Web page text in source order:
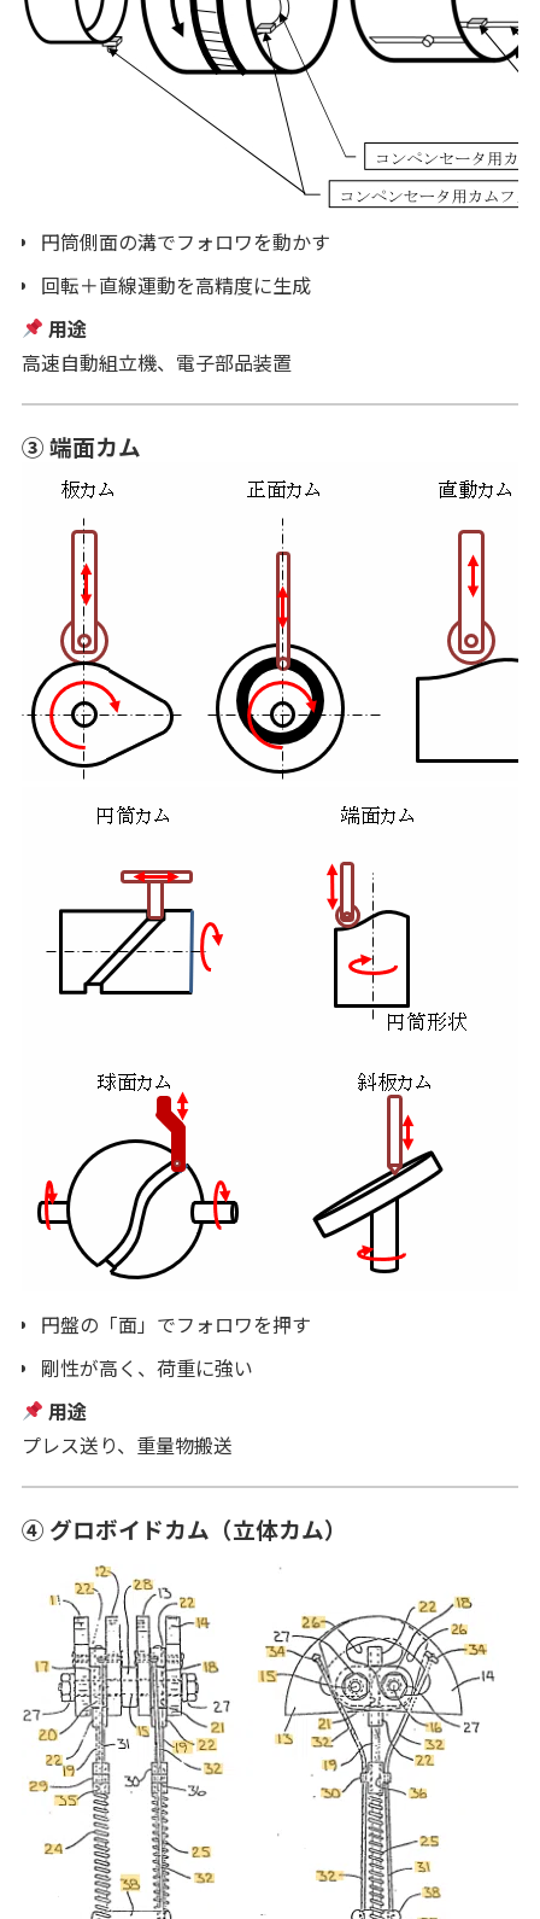
円筒側面の溝でフォロワを動かす
回転＋直線運動を高精度に生成
用途
高速自動組立機、電子部品装置
③ 端面カム
円盤の「面」でフォロワを押す
剛性が高く、荷重に強い
用途
プレス送り、重量物搬送
④ グロボイドカム（立体カム）